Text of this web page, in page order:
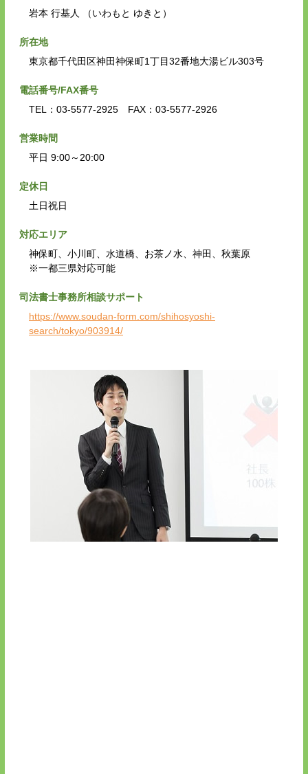
岩本 行基人 （いわもと ゆきと）
所在地
東京都千代田区神田神保町1丁目32番地大湯ビル303号
電話番号/FAX番号
TEL：03-5577-2925 FAX：03-5577-2926
営業時間
平日 9:00～20:00
定休日
土日祝日
対応エリア
神保町、小川町、水道橋、お茶ノ水、神田、秋葉原
※一都三県対応可能
司法書士事務所相談サポート
https://www.soudan-form.com/shihosyoshi-
search/tokyo/903914/